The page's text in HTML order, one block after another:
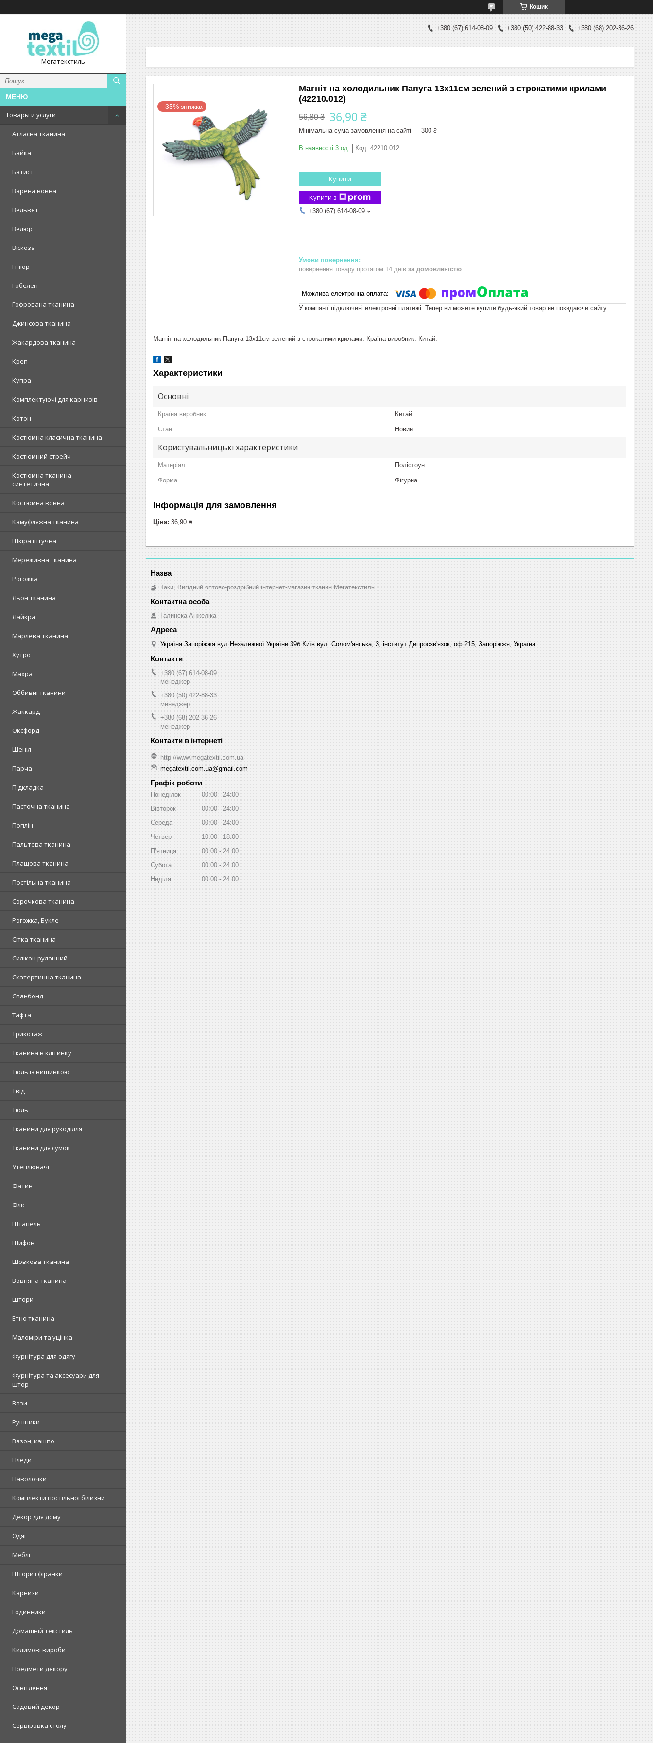
Кошик
Мегатекстиль
Товары и услуги
Атласна тканина
Байка
Батист
Варена вовна
Вельвет
Велюр
Віскоза
Гіпюр
Гобелен
Гофрована тканина
Джинсова тканина
Жакардова тканина
Креп
Купра
Комплектуючі для карнизів
Котон
Костюмна класична тканина
Костюмний стрейч
Костюмна тканина
синтетична
Костюмна вовна
Камуфляжна тканина
Шкіра штучна
Мереживна тканина
Рогожка
Льон тканина
Лайкра
Марлева тканина
Хутро
Махра
Оббивні тканини
Жаккард
Оксфорд
Шеніл
Парча
Підкладка
Паєточна тканина
Поплін
Пальтова тканина
Плащова тканина
Постільна тканина
Сорочкова тканина
Рогожка, Букле
Сітка тканина
Силікон рулонний
Скатертинна тканина
Спанбонд
Тафта
Трикотаж
Тканина в клітинку
Тюль із вишивкою
Твід
Тюль
Тканини для рукоділля
Тканини для сумок
Утеплювачі
Фатин
Фліс
Штапель
Шифон
Шовкова тканина
Вовняна тканина
Штори
Етно тканина
Маломіри та уцінка
Фурнітура для одягу
Фурнітура та аксесуари для
штор
Вази
Рушники
Вазон, кашпо
Пледи
Наволочки
Комплекти постільної білизни
Декор для дому
Одяг
Меблі
Штори і фіранки
Карнизи
Годинники
Домашній текстиль
Килимові вироби
Предмети декору
Освітлення
Садовий декор
Сервіровка столу
+380 (67) 614-08-09 +380 (50) 422-88-33 +380 (68) 202-36-26
–35%
Магніт на холодильник Папуга 13х11см зелений з строкатими крилами
(42210.012)
56,80 ₴ 36,90 ₴
Мінімальна сума замовлення на сайті — 300 ₴
В наявності 3 од. Код: 42210.012
Купити
Купити з
+380 (67) 614-08-09
повернення товару протягом 14 днів за домовленістю
У компанії підключені електронні платежі. Тепер ви можете купити будь-який товар не покидаючи сайту.
Магніт на холодильник Папуга 13х11см зелений з строкатими крилами. Країна виробник: Китай.
Характеристики
Основні
Країна виробник Китай
Стан Новий
Користувальницькі характеристики
Матеріал Полістоун
Форма Фігурна
Інформація для замовлення
Ціна: 36,90 ₴
Таки, Вигідний оптово-роздрібний інтернет-магазин тканин Мегатекстиль
Галинска Анжеліка
Україна Запоріжжя вул.Незалежної України 39б Київ вул. Солом'янська, 3, інститут Дипросзв'язок, оф 215, Запоріжжя, Україна
+380 (67) 614-08-09
менеджер
+380 (50) 422-88-33
менеджер
+380 (68) 202-36-26
менеджер
http://www.megatextil.com.ua
megatextil.com.ua@gmail.com
Графік роботи
Понеділок 00:00
24:00
Вівторок
00:00
24:00
Середа
00:00
24:00
Четвер
10:00
18:00
Пʼятниця
00:00
24:00
Субота
00:00
24:00
Неділя
00:00 24:00